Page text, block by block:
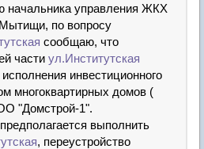
начальника управления ЖКХ
Мытищи, по вопросу
сообщаю, что
части ул.Институтская
инвестиционного
многоквартирных домов (
"Домстрой-1".
выполнить
, переустройство